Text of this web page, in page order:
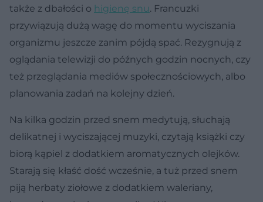
także z dbałości o higienę snu. Francuzki
przywiązują dużą wagę do momentu wyciszania
organizmu jeszcze zanim pójdą spać. Rezygnują z
oglądania telewizji do późnych godzin nocnych, czy
też przeglądania mediów społecznościowych, albo
planowania zadań na kolejny dzień.
Na kilka godzin przed snem medytują, słuchają
delikatnej i wyciszającej muzyki, czytają książki czy
biorą kąpiel z dodatkiem aromatycznych olejków.
Starają się kłaść dość wcześnie, a tuż przed snem
piją herbaty ziołowe z dodatkiem waleriany,